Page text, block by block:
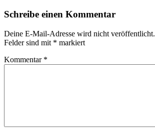
Schreibe einen Kommentar
Deine E-Mail-Adresse wird nicht veröffentlicht.
Felder sind mit * markiert
Kommentar *